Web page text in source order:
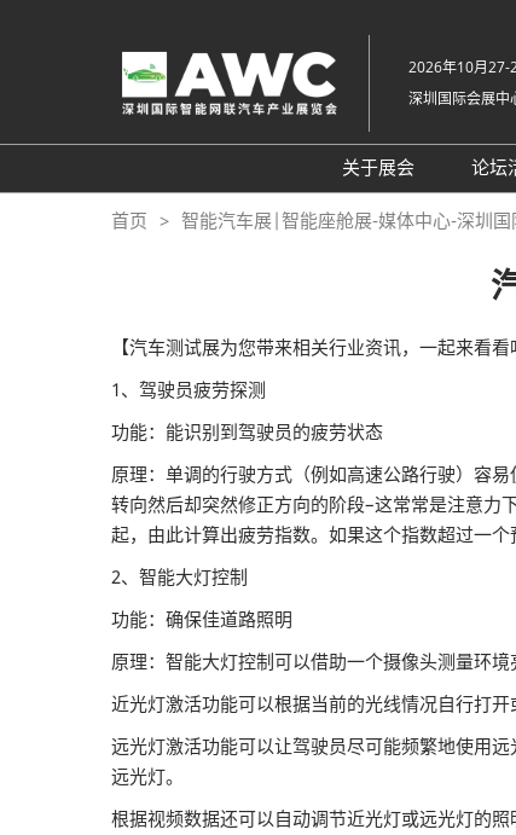
跳
转
容
2026年10月27-
深圳国际会展中
关于展会
组织架构
展馆平面图
常见问题解答（
论坛
首页 智能汽车展|智能座舱展-媒体中心-深圳
【汽车测试展为您带来相关行业资讯，一起来看看
1、驾驶员疲劳探测
功能：能识别到驾驶员的疲劳状态
原理：单调的行驶方式（例如高速公路行驶）容
转向然后却突然修正方向的阶段–这常常是注意力
起，由此计算出疲劳指数。如果这个指数超过一
2、智能大灯控制
功能：确保佳道路照明
原理：智能大灯控制可以借助一个摄像头测量环
近光灯激活功能可以根据当前的光线情况自行打开
远光灯激活功能可以让驾驶员尽可能频繁地使用
远光灯。
根据视频数据还可以自动调节近光灯或远光灯的